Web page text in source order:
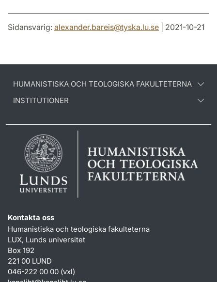
Sidansvarig: alexander.bareis@tyska.lu.se | 2021-10-21
HUMANISTISKA OCH TEOLOGISKA FAKULTETERNA
INSTITUTIONER
Kontakta oss
Humanistiska och teologiska fakulteterna
LUX, Lunds universitet
Box 192
221 00 LUND
046-222 00 00 (vxl)